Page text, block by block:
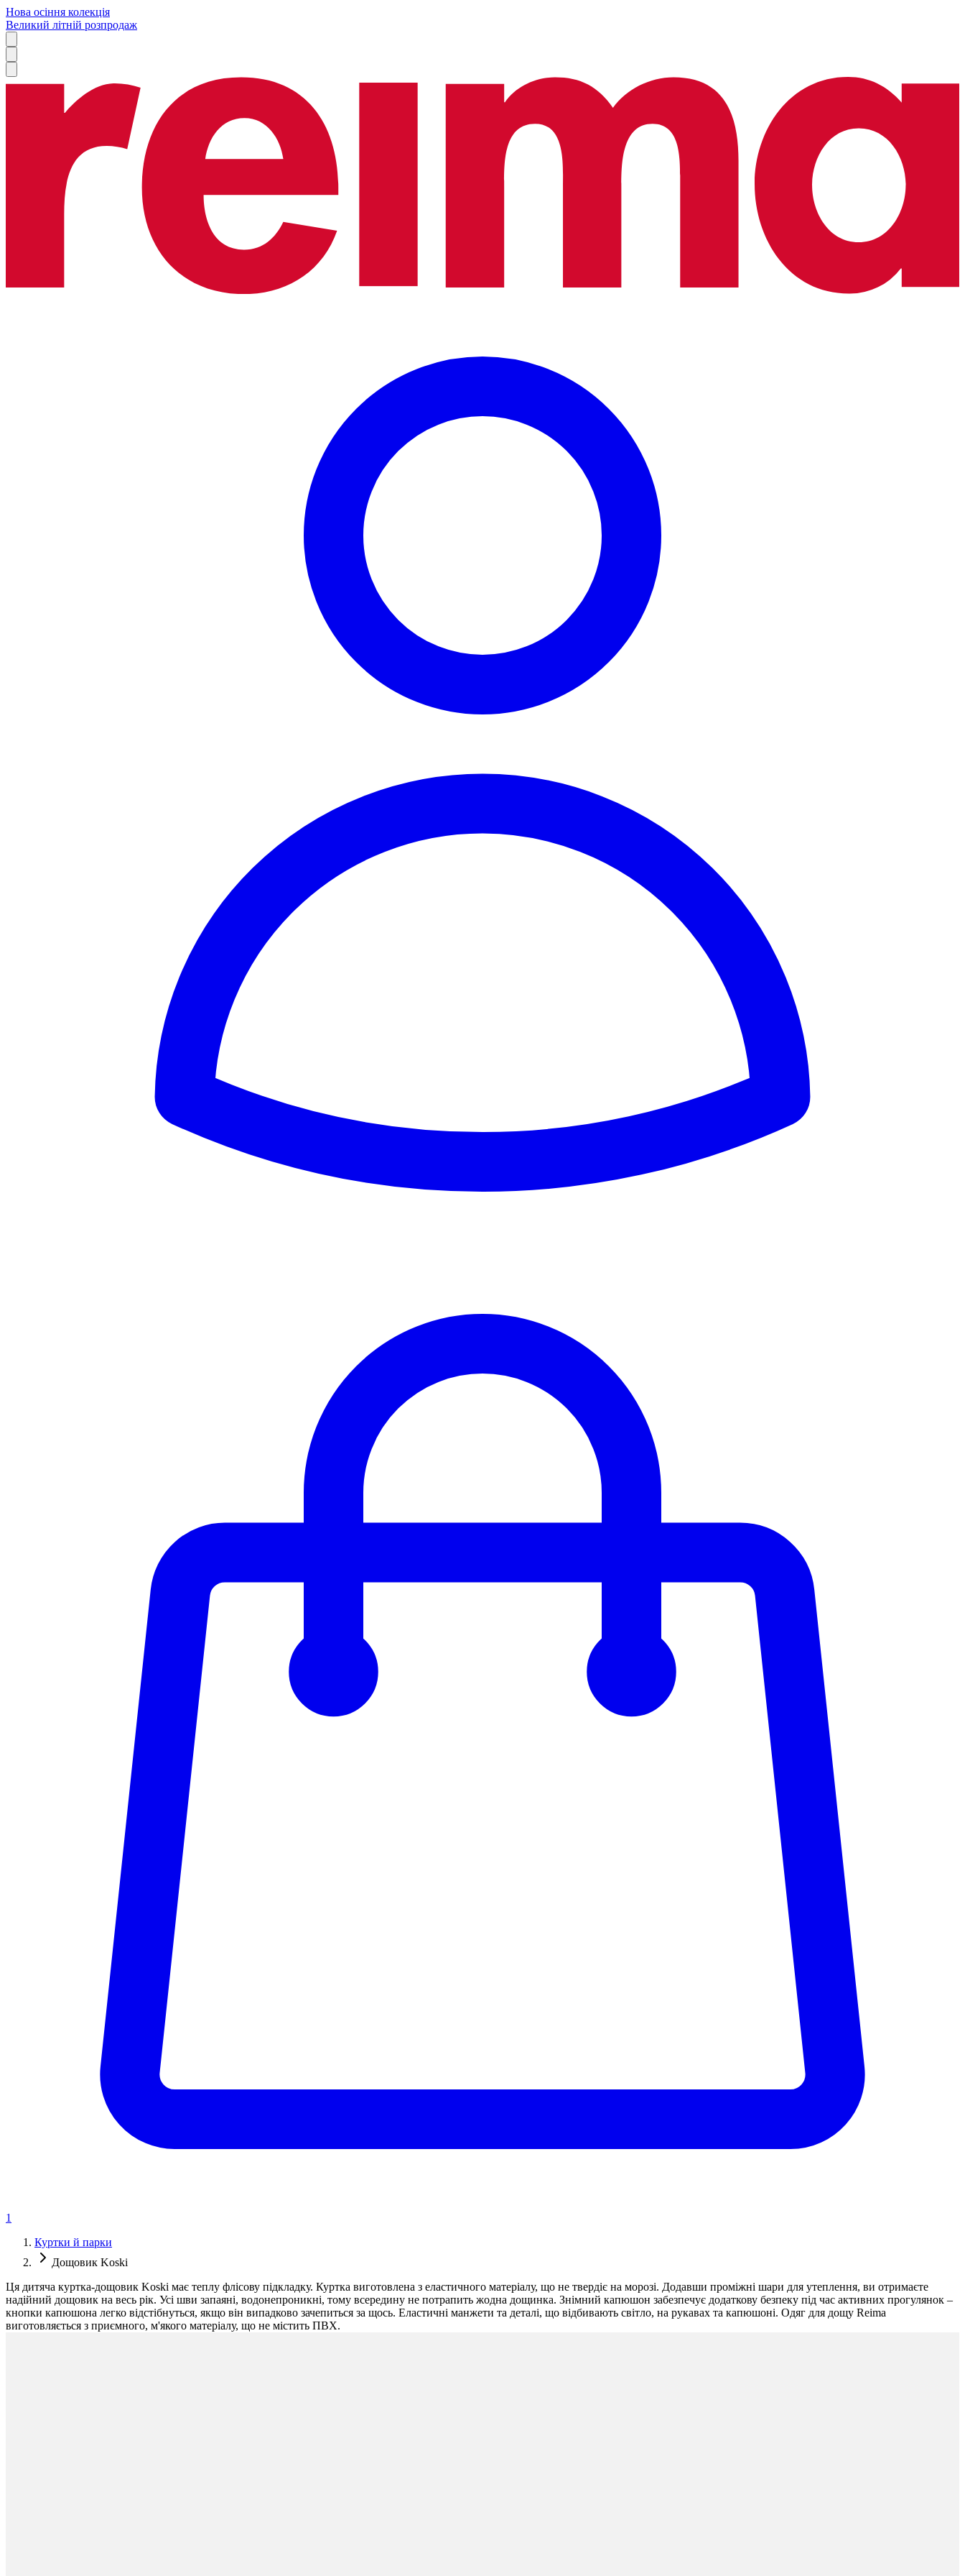
Нова осіння колекція
Великий літній розпродаж
1
Куртки й парки
Дощовик Koski
Ця дитяча куртка-дощовик Koski має теплу флісову підкладку. Куртка виготовлена ​​з еластичного матеріалу, що не твердіє на морозі. Додавши проміжні шари для утеплення, ви отримаєте
надійний дощовик на весь рік. Усі шви запаяні, водонепроникні, тому всередину не потрапить жодна дощинка. Знімний капюшон забезпечує додаткову безпеку під час активних прогулянок –
кнопки капюшона легко відстібнуться, якщо він випадково зачепиться за щось. Еластичні манжети та деталі, що відбивають світло, на рукавах та капюшоні. Одяг для дощу Reima
виготовляється з приємного, м'якого матеріалу, що не містить ПВХ.